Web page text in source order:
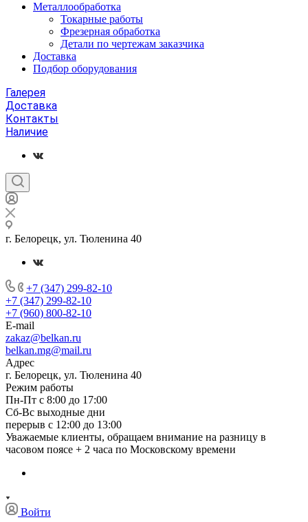
Металлообработка
Токарные работы
Фрезерная обработка
Детали по чертежам заказчика
Доставка
Подбор оборудования
Галерея
Доставка
Контакты
Наличие
г. Белорецк, ул. Тюленина 40
+7 (347) 299-82-10
+7 (347) 299-82-10
+7 (960) 800-82-10
E-mail
zakaz@belkan.ru
belkan.mg@mail.ru
Адрес
г. Белорецк, ул. Тюленина 40
Режим работы
Пн-Пт с 8:00 до 17:00
Сб-Вс выходные дни
перерыв с 12:00 до 13:00
Уважаемые клиенты, обращаем внимание на разницу в
часовом поясе + 2 часа по Московскому времени
Войти